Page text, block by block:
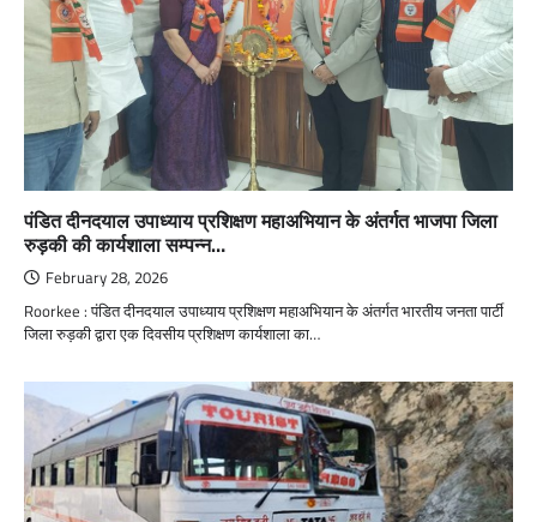
पंडित दीनदयाल उपाध्याय प्रशिक्षण महाअभियान के अंतर्गत भाजपा जिला
रुड़की की कार्यशाला सम्पन्न…
February 28, 2026
Roorkee : पंडित दीनदयाल उपाध्याय प्रशिक्षण महाअभियान के अंतर्गत भारतीय जनता पार्टी
जिला रुड़की द्वारा एक दिवसीय प्रशिक्षण कार्यशाला का…